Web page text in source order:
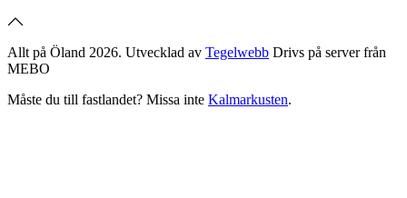
Allt på Öland 2026. Utvecklad av Tegelwebb Drivs på server från
MEBO
Måste du till fastlandet? Missa inte Kalmarkusten.